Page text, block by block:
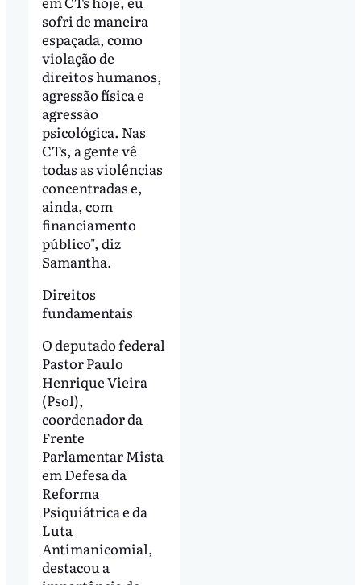
sofri de maneira
espaçada, como
violação de
direitos humanos,
agressão física e
agressão
psicológica. Nas
CTs, a gente vê
todas as violências
concentradas e,
ainda, com
financiamento
público", diz
Samantha.
Direitos
fundamentais
O deputado federal
Pastor Paulo
Henrique Vieira
(Psol),
coordenador da
Frente
Parlamentar Mista
em Defesa da
Reforma
Psiquiátrica e da
Luta
Antimanicomial,
destacou a